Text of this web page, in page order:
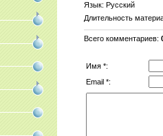
Язык: Русский
Длительность
Всего комментариев:
Имя *:
Email *: